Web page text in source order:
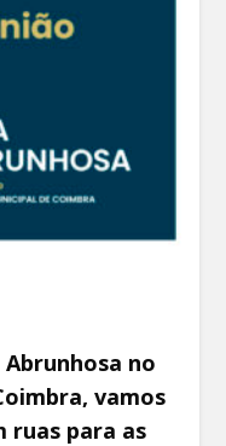
no
vamos
ruas para as